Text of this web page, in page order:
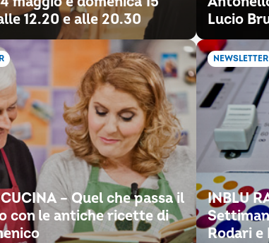
12.20 e alle 20.30
Lucio
– Quel che passa il
con le antiche ricette di
NEWSLETTER
INBLU
Rodari e